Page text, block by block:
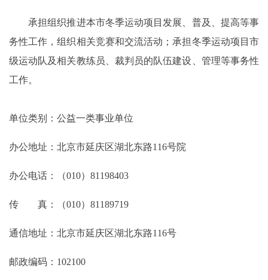
承担组织推进本市冬季运动项目发展、普及、提高等事
务性工作，组织相关竞赛和交流活动；承担冬季运动项目市
级运动队及相关教练员、裁判员的队伍建设、管理等事务性
工作。
单位类别：公益一类事业单位
办公地址：北京市延庆区湖北东路116号院
办公电话：（010）81198403
传 真：（010）81189719
通信地址：北京市延庆区湖北东路116号
邮政编码：102100